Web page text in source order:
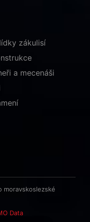
zákulisí
a mecenáši
moravskoslezské
Data